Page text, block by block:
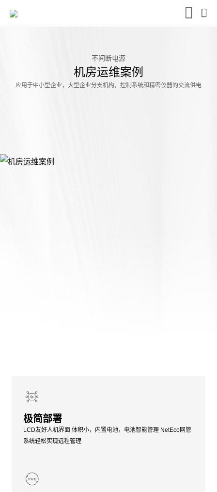
不间断电源
机房运维案例
应用于中小型企业，大型企业分支机构，控制系统和精密仪器的交流供电
极简部署
LCD友好人机界面 体积小，内置电池，电池智能管理 NetEco网管
系统轻松实现远程管理